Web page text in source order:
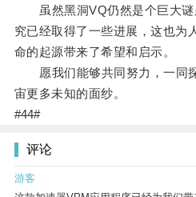
虽然黑洞VQ仍然是个巨大谜
究已经取得了一些进展，这也为
命的起源带来了希望和启示。
愿我们能够共同努力，一同
宙更多未知的面纱。
#44#
评论
游客